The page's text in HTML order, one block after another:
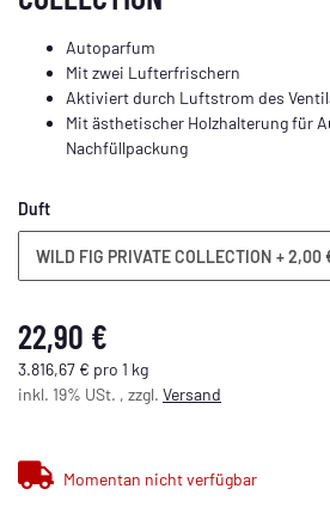
Autoparfum
Mit zwei Lufterfrischern
Aktiviert durch Luftstrom des
Mit ästhetischer Holzhalterung für
Nachfüllpackung
Duft
WILD FIG PRIVATE COLLECTION + 2,00
22,90 €
3.816,67 € pro 1 kg
inkl. 19% USt. , zzgl. Versand
Momentan nicht verfügbar